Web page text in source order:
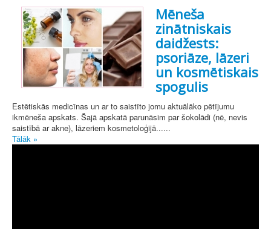
Mēneša
zinātniskais
daidžests:
psoriāze, lāzeri
un kosmētiskais
spogulis
Estētiskās medicīnas un ar to saistīto jomu aktuālāko pētījumu
ikmēneša apskats. Šajā apskatā parunāsim par šokolādi (nē, nevis
saistībā ar akne), lāzeriem kosmetoloģijā......
Tālāk »